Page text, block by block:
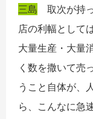
三島 取次が持
店の利幅として
大量生産・大量
く数を撒いて売
うこと自体が、
ら、こんなに急